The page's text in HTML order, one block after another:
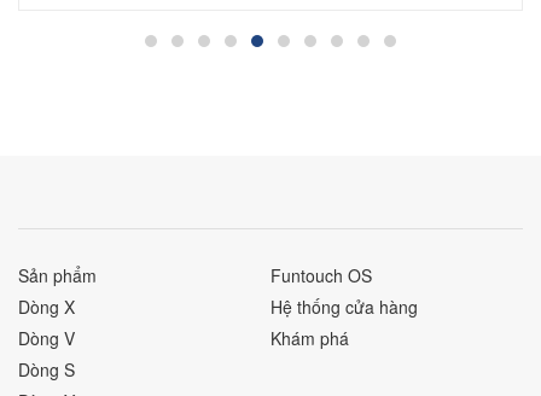
Sản phẩm
Dòng X
Dòng V
Dòng S
Funtouch OS
Hệ thống cửa hàng
Khám phá